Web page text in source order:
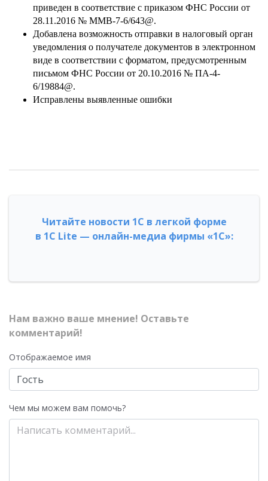
приведен в соответствие с приказом ФНС России от
28.11.2016 № ММВ-7-6/643@.
Добавлена возможность отправки в налоговый орган
уведомления о получателе документов в электронном
виде в соответствии с форматом, предусмотренным
письмом ФНС России от 20.10.2016 № ПА-4-
6/19884@.
Исправлены выявленные ошибки
Читайте новости 1С в легкой форме
в 1С Lite — онлайн-медиа фирмы «1С»:
Нам важно ваше мнение! Оставьте
комментарий!
Отображаемое имя
Чем мы можем вам помочь?